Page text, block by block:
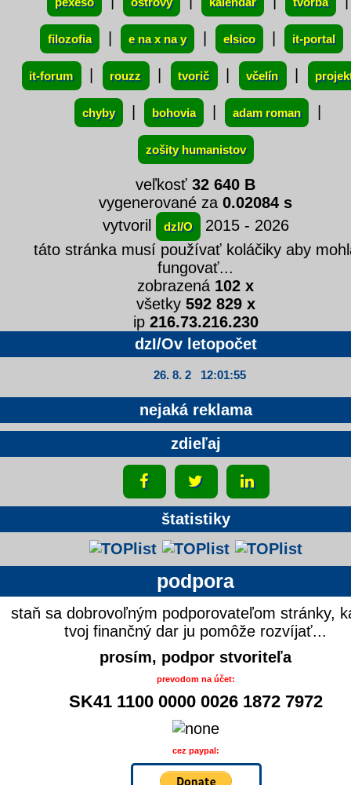
filozofia e na x na y elsico it-portal
it-forum rouzz tvorič včelín
chyby bohovia adam roman
zošity humanistov
veľkosť32 640 B
vygenerované za0.02084 s
vytvoril
dzI/O
2015 - 2026
táto stránka musí používať koláčiky aby
fungovať...
zobrazená 102 x
všetky 592 829 x
ip 216.73.216.230
dzI/Ov letopočet
26. 8. 2 12:01:56
nejaká reklama
zdieľaj
štatistiky
podpora
staň sa dobrovoľným podporovateľom stránky,
tvoj finančný dar ju pomôže rozvíjať...
prosím, podpor stvoriteľa
prevodom na účet:
SK41 1100 0000 0026 1872 7972
cez paypal: